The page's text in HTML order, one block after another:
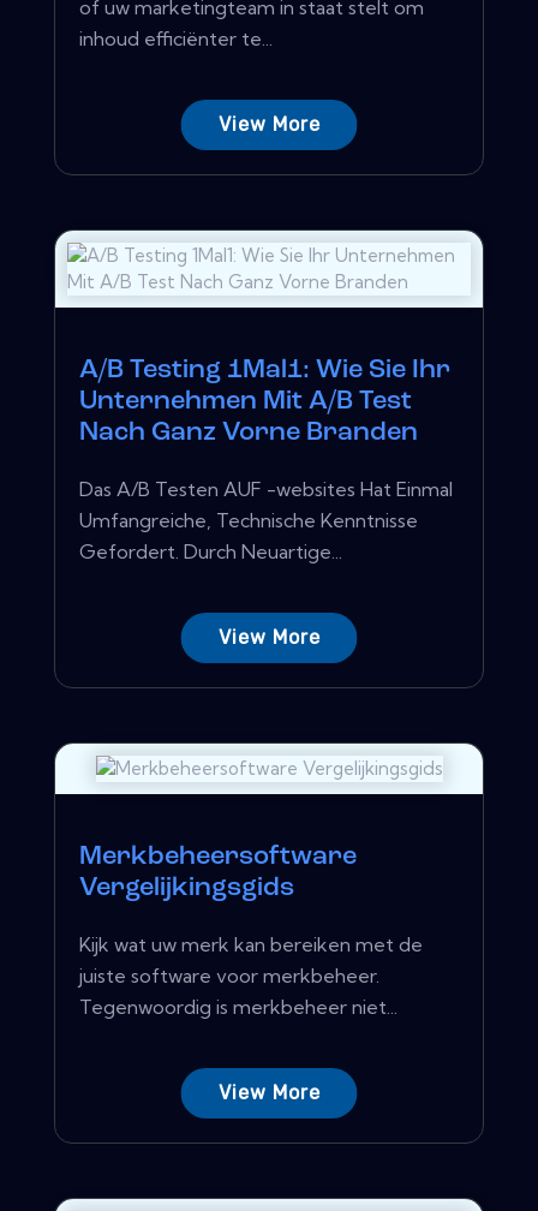
of uw marketingteam in staat stelt om
inhoud efficiënter te...
View More
A/B Testing 1Mal1: Wie Sie Ihr
Unternehmen Mit A/B Test
Nach Ganz Vorne Branden
Das A/B Testen AUF -websites Hat Einmal
Umfangreiche, Technische Kenntnisse
Gefordert. Durch Neuartige...
View More
Merkbeheersoftware
Vergelijkingsgids
Kijk wat uw merk kan bereiken met de
juiste software voor merkbeheer.
Tegenwoordig is merkbeheer niet...
View More